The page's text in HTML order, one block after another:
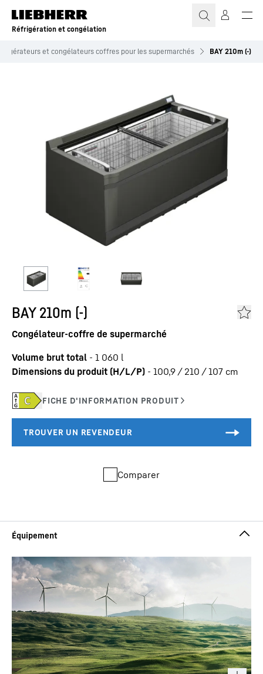
Réfrigération et congélation
et congélateurs coffres pour les supermarchés BAY 210m (-)
BAY 210m (-)
Congélateur-coffre de supermarché
Volume brut total - 1 060 l
Dimensions du produit (H/L/P) - 100,9 / 210 / 107 cm
Comparer